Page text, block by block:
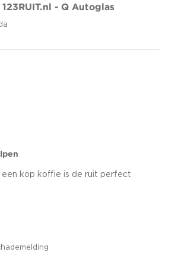
- Q Autoglas
kop koffie is de ruit perfect